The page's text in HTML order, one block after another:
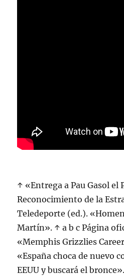
↑ «Entrega a Pau Gasol el
Reconocimiento de la
Teledeporte (ed.).
Martín». ↑ a b c Página
«Memphis Grizzlies
«España choca de nuevo
EEUU y buscará el